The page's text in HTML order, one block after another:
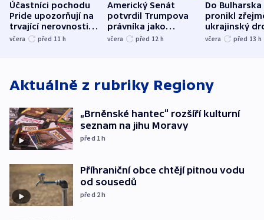
Účastníci pochodu
Pride upozorňují na
trvající nerovnosti i
společenskou
včera před 11 h
Americký Senát
potvrdil Trumpova
právníka jako
ministra
včera před 12 h
Do Bulharska
pronikl
ukrajinský
explodoval
včera před 13 h
Aktuálně z rubriky Regiony
„Brněnské hantec“ rozšíří kulturní
seznam na jihu Moravy
před 1h
Příhraniční obce chtějí pitnou vodu
od sousedů
před 2h